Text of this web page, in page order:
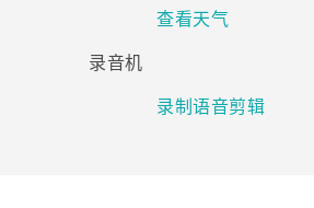
查看天气
录音机
录制语音剪辑